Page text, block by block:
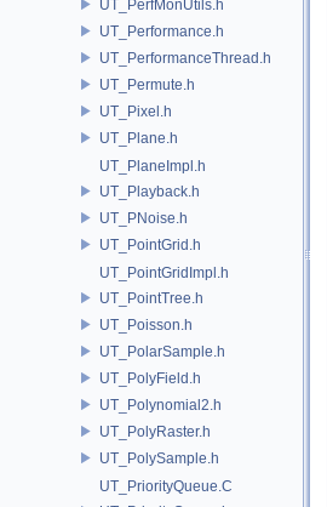
UT_PerfMonUtils.h
UT_Performance.h
UT_PerformanceThread.h
UT_Permute.h
UT_Pixel.h
UT_Plane.h
UT_PlaneImpl.h
UT_Playback.h
UT_PNoise.h
UT_PointGrid.h
UT_PointGridImpl.h
UT_PointTree.h
UT_Poisson.h
UT_PolarSample.h
UT_PolyField.h
UT_Polynomial2.h
UT_PolyRaster.h
UT_PolySample.h
UT_PriorityQueue.C